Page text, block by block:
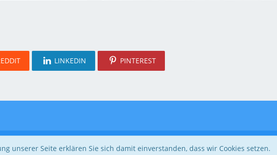
LINKEDIN PINTEREST
Community-Software:WoltLab Suite™ 5.4.32
unserer Seite erklären Sie sich damit einverstanden, dass wir Cookies setzen.